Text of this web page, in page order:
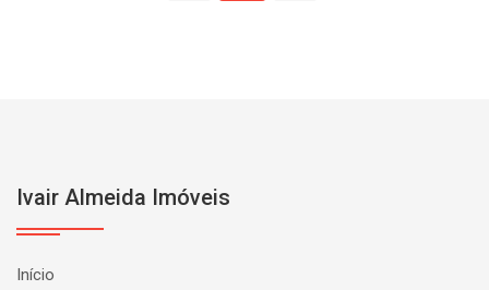
Ivair Almeida Imóveis
Início